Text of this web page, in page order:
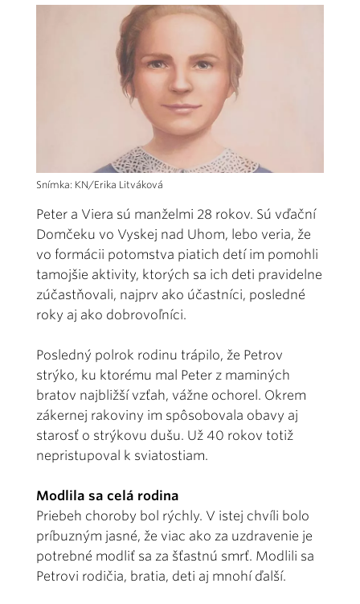
Snímka: KN/Erika Litváková
Peter a Viera sú manželmi 28 rokov. Sú vďační
Domčeku vo Vyskej nad Uhom, lebo veria, že
vo formácii potomstva piatich detí im pomohli
tamojšie aktivity, ktorých sa ich deti pravidelne
zúčastňovali, najprv ako účastníci, posledné
roky aj ako dobrovoľníci.
Posledný polrok rodinu trápilo, že Petrov
strýko, ku ktorému mal Peter z maminých
bratov najbližší vzťah, vážne ochorel. Okrem
zákernej rakoviny im spôsobovala obavy aj
starosť o strýkovu dušu. Už 40 rokov totiž
nepristupoval k sviatostiam.
Modlila sa celá rodina
Priebeh choroby bol rýchly. V istej chvíli bolo
príbuzným jasné, že viac ako za uzdravenie je
potrebné modliť sa za šťastnú smrť. Modlili sa
Petrovi rodičia, bratia, deti aj mnohí ďalší.